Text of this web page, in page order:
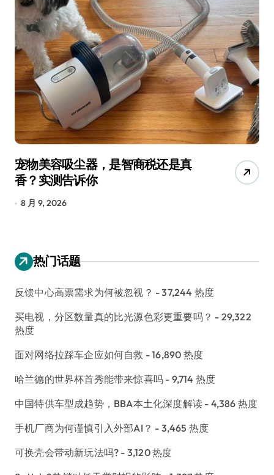
宠物美容吸尘器，是智商税还是真
香？实测告诉你
8 月 9, 2026
热门话题
反馈中心高票需求为何被忽视？ - 37,244 热度
买电视，分区数量真的比光源色彩更重要吗？ - 29,322
热度
面对网络拉踩车企应如何自救 - 16,890 热度
哈兰德的世界杯首秀能带来惊喜吗 - 9,714 热度
中国特供车型成趋势，BBA本土化深度解读 - 4,386 热度
手机厂商为何谨慎引入外部AI？ - 3,465 热度
可换壳会带动新玩法吗? - 3,120 热度